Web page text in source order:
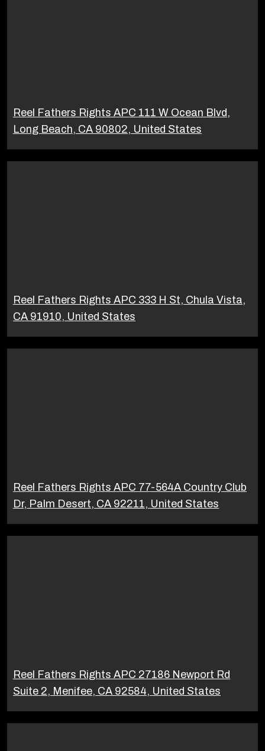
Reel Fathers Rights APC 111 W Ocean Blvd,
Long Beach, CA 90802, United States
Reel Fathers Rights APC 333 H St, Chula Vista,
CA 91910, United States
Reel Fathers Rights APC 77-564A Country Club
Dr, Palm Desert, CA 92211, United States
Reel Fathers Rights APC 27186 Newport Rd
Suite 2, Menifee, CA 92584, United States